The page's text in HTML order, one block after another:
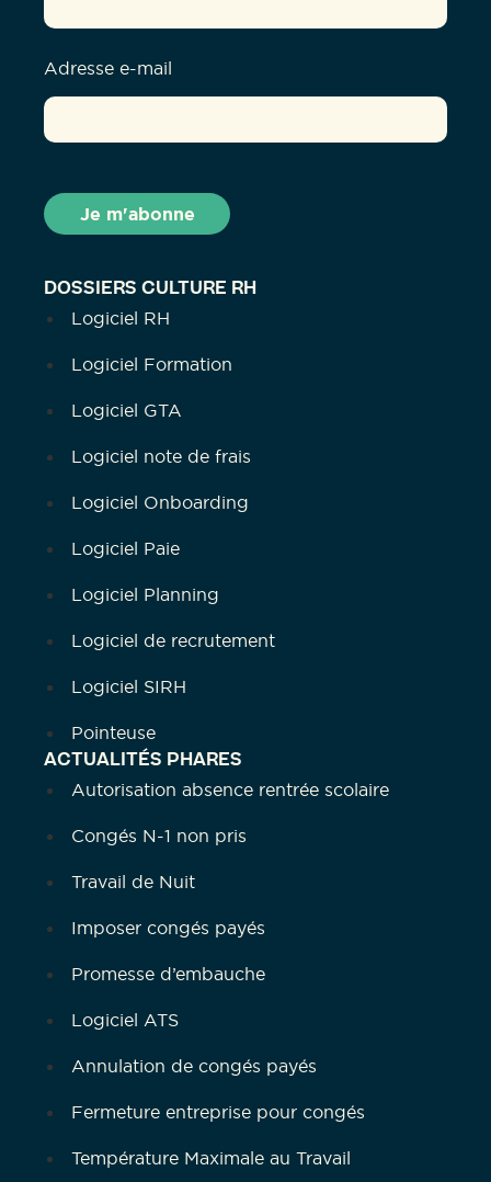
DOSSIERS CULTURE RH
Logiciel RH
Logiciel Formation
Logiciel GTA
Logiciel note de frais
Logiciel Onboarding
Logiciel Paie
Logiciel Planning
Logiciel de recrutement
Logiciel SIRH
Pointeuse
ACTUALITÉS PHARES
Autorisation absence rentrée scolaire
Congés N-1 non pris
Travail de Nuit
Imposer congés payés
Promesse d’embauche
Logiciel ATS
Annulation de congés payés
Fermeture entreprise pour congés
Température Maximale au Travail
Adresse e-mail